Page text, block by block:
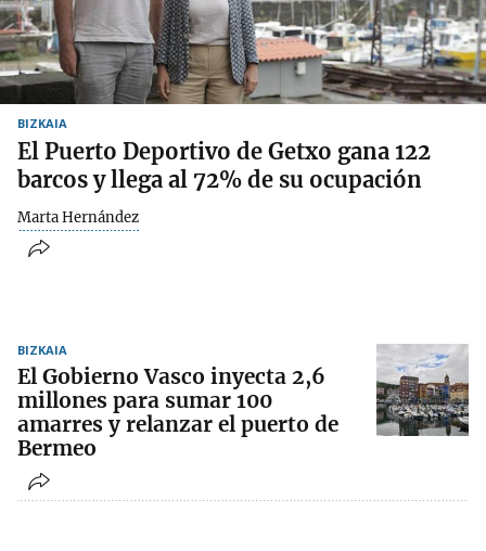
BIZKAIA
El Puerto Deportivo de Getxo gana 122
barcos y llega al 72% de su ocupación
Marta Hernández
BIZKAIA
El Gobierno Vasco inyecta 2,6
millones para sumar 100
amarres y relanzar el puerto de
Bermeo